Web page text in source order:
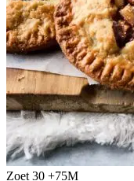
Zoet 30 +75M